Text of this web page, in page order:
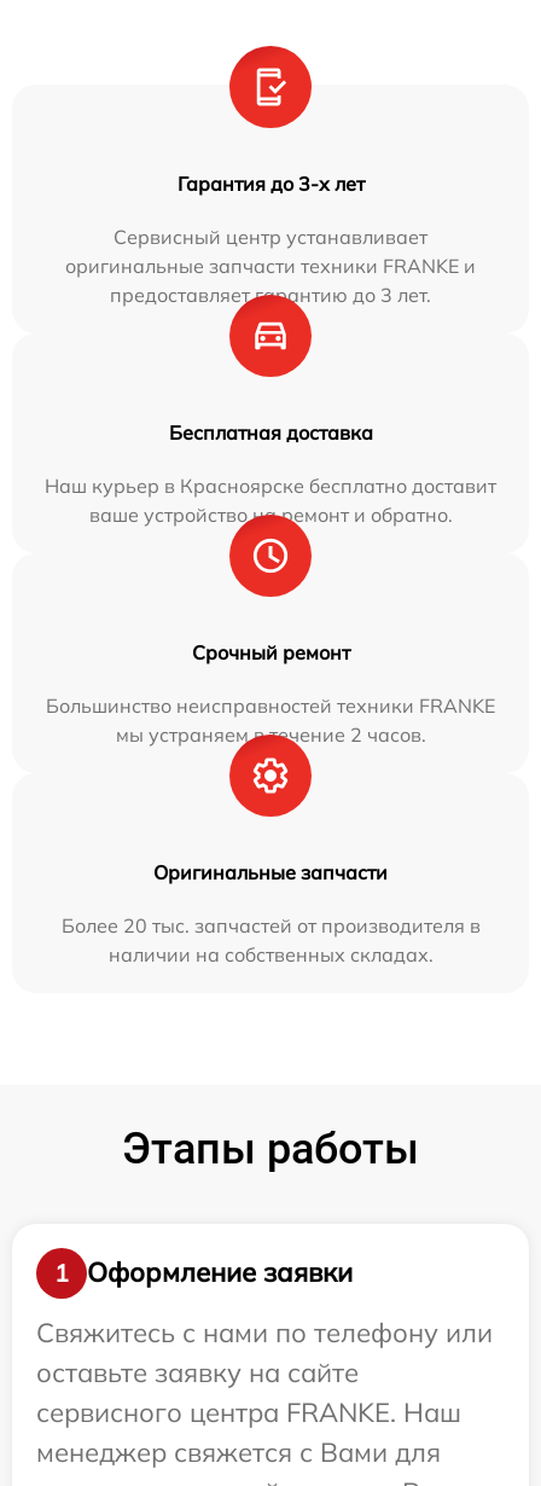
Гарантия до 3-х лет
Сервисный центр устанавливает
оригинальные запчасти техники FRANKE и
предоставляет гарантию до 3 лет.
Бесплатная доставка
Наш курьер в Красноярске бесплатно доставит
ваше устройство на ремонт и обратно.
Срочный ремонт
Большинство неисправностей техники FRANKE
мы устраняем в течение 2 часов.
Оригинальные запчасти
Более 20 тыс. запчастей от производителя в
наличии на собственных складах.
Этапы работы
1
Оформление заявки
Свяжитесь с нами по телефону или
оставьте заявку на сайте
сервисного центра FRANKE. Наш
менеджер свяжется с Вами для